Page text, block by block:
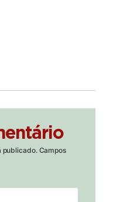
publicado. Campos